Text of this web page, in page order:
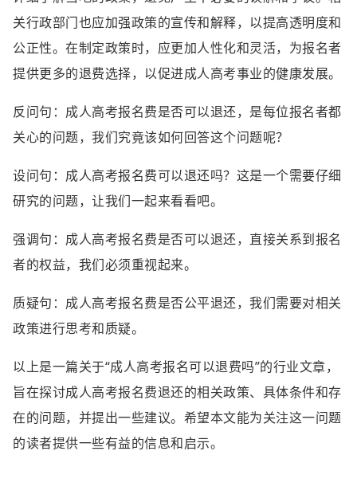
关行政部门也应加强政策的宣传和解释，以提高透明度和
公正性。在制定政策时，应更加人性化和灵活，为报名者
提供更多的退费选择，以促进成人高考事业的健康发展。
反问句：成人高考报名费是否可以退还，是每位报名者都
关心的问题，我们究竟该如何回答这个问题呢？
设问句：成人高考报名费可以退还吗？这是一个需要仔细
研究的问题，让我们一起来看看吧。
强调句：成人高考报名费是否可以退还，直接关系到报名
者的权益，我们必须重视起来。
质疑句：成人高考报名费是否公平退还，我们需要对相关
政策进行思考和质疑。
以上是一篇关于“成人高考报名可以退费吗”的行业文章，
旨在探讨成人高考报名费退还的相关政策、具体条件和存
在的问题，并提出一些建议。希望本文能为关注这一问题
的读者提供一些有益的信息和启示。